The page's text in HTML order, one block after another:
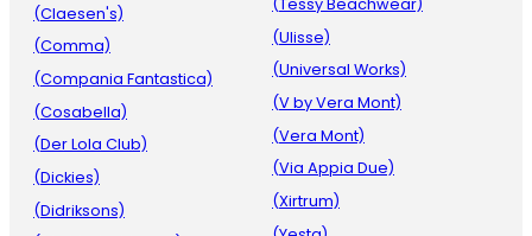
(Claesen's)
(Comma)
(Compania Fantastica)
(Cosabella)
(Der Lola Club)
(Dickies)
(Didriksons)
(Tessy Beachwear)
(Ulisse)
(Universal Works)
(V by Vera Mont)
(Vera Mont)
(Via Appia Due)
(Xirtrum)